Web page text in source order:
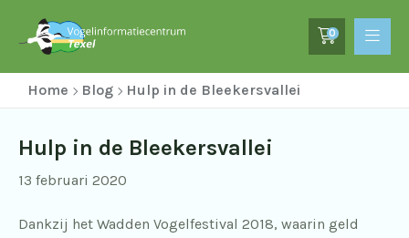
0
Home Blog Hulp in de Bleekersvallei
Hulp in de Bleekersvallei
13 februari 2020
Dankzij het Wadden Vogelfestival 2018, waarin geld